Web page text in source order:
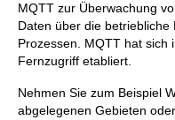
MQTT zur Überwachung
Daten über die
Prozessen. MQTT hat sich
Fernzugriff etabliert.
Nehmen Sie zum Beispiel
abgelegenen Gebieten